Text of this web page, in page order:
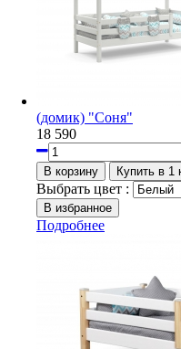
(домик) "Соня"
18 590
Выбрать цвет :
Подробнее